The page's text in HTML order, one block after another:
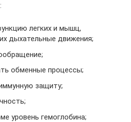
легких и мышц,
дыхательные движения;
обменные процессы;
защиту;
уровень гемоглобина;